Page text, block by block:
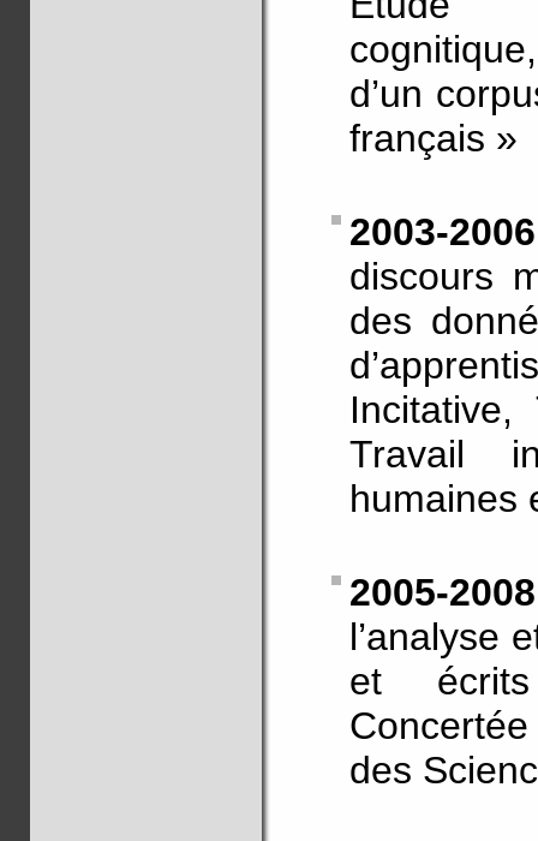
d’un
français »
2003-
discours
des
Incitative,
Travail
humaines
2005-
l’analyse
et
des